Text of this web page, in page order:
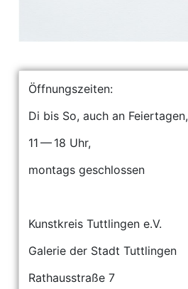
Öffnungszeiten:
Di bis So, auch an Feiertagen,
11 — 18 Uhr,
montags geschlossen
Kunstkreis Tuttlingen e.V.
Galerie der Stadt Tuttlingen
Rathausstraße 7